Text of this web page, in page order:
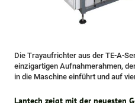
Die Trayaufrichter aus der TE-A-
einzigartigen Aufnahmerahmen,
in die Maschine einführt und auf
Lantech zeigt mit der neuesten